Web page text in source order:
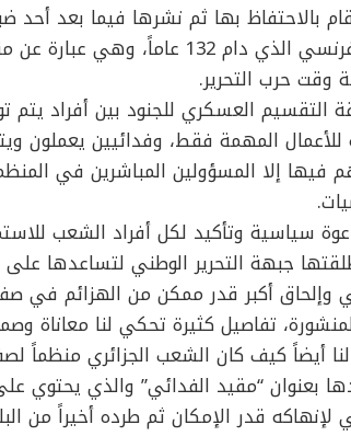
بالاحتفاظ بها ثم نشرها فيما بعد أحد
ضد الاحتلال الفرنسي الذي دام
وقت حرب التحرير.
التقسيم العسكري للجنود بين أفراد
للأعمال المهمة فقط، وفدائيين يعملون
فيها إلا المسؤولين المباشرين في
سياسية وتأكيد لكل أفراد الشعب
جبهة التحرير الوطني لتساعدها
وإلحاق أكبر قدر ممكن من الهزائم في
تفاصيل كثيرة تحكي لنا معاناة
أيضاً كيف كان الشعب الجزائري منظماً
بعنوان “مقيد الفدائي” والذي يحتوي
لإنهاكه قدر الإمكان ثم طرده أخيراً من